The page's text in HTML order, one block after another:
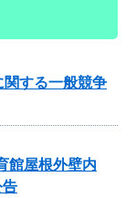
する一般競争
館屋根外壁内
告